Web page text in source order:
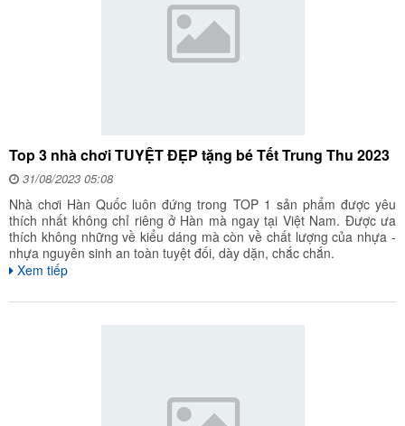
Top 3 nhà chơi TUYỆT ĐẸP tặng bé Tết Trung Thu 2023
31/08/2023 05:08
Nhà chơi Hàn Quốc luôn đứng trong TOP 1 sản phẩm được yêu
thích nhất không chỉ riêng ở Hàn mà ngay tại Việt Nam. Được ưa
thích không những về kiểu dáng mà còn về chất lượng của nhựa -
nhựa nguyên sinh an toàn tuyệt đối, dày dặn, chắc chắn.
Xem tiếp